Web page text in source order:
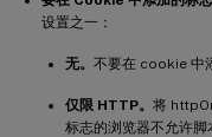
设置之一：
无。 不要在 cookie 中
仅限 HTTP。 将
标志的浏览器不允许脚